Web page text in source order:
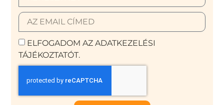
ELFOGADOM AZ ADATKEZELÉSI
TÁJÉKOZTATÓT.